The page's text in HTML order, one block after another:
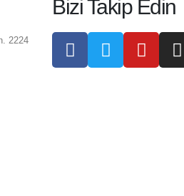
2224
Bizi Takip Edin